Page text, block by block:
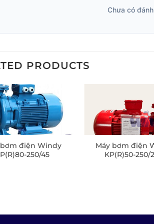
Chưa có
PRODUCTS
bơm điện Windy
250/45
Máy bơm điện
KP(R)50-250/